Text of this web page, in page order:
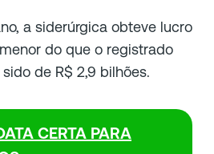
a siderúrgica obteve lucro
do que o registrado
de R$ 2,9 bilhões.
CERTA PARA